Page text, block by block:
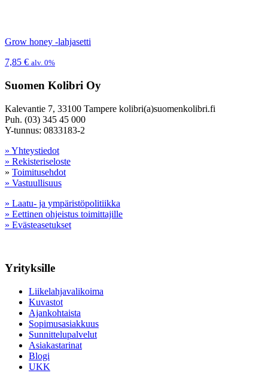
Grow honey -lahjasetti
7,85 € alv. 0%
Suomen Kolibri Oy
Kalevantie 7, 33100 Tampere kolibri(a)suomenkolibri.fi
Puh. (03) 345 45 000
Y-tunnus: 0833183-2
» Yhteystiedot
» Rekisteriseloste
» Toimitusehdot
» Vastuullisuus
» Laatu- ja ympäristöpolitiikka
» Eettinen ohjeistus toimittajille
» Evästeasetukset
Yrityksille
Liikelahjavalikoima
Kuvastot
Ajankohtaista
Sopimusasiakkuus
Sunnittelupalvelut
Asiakastarinat
Blogi
UKK